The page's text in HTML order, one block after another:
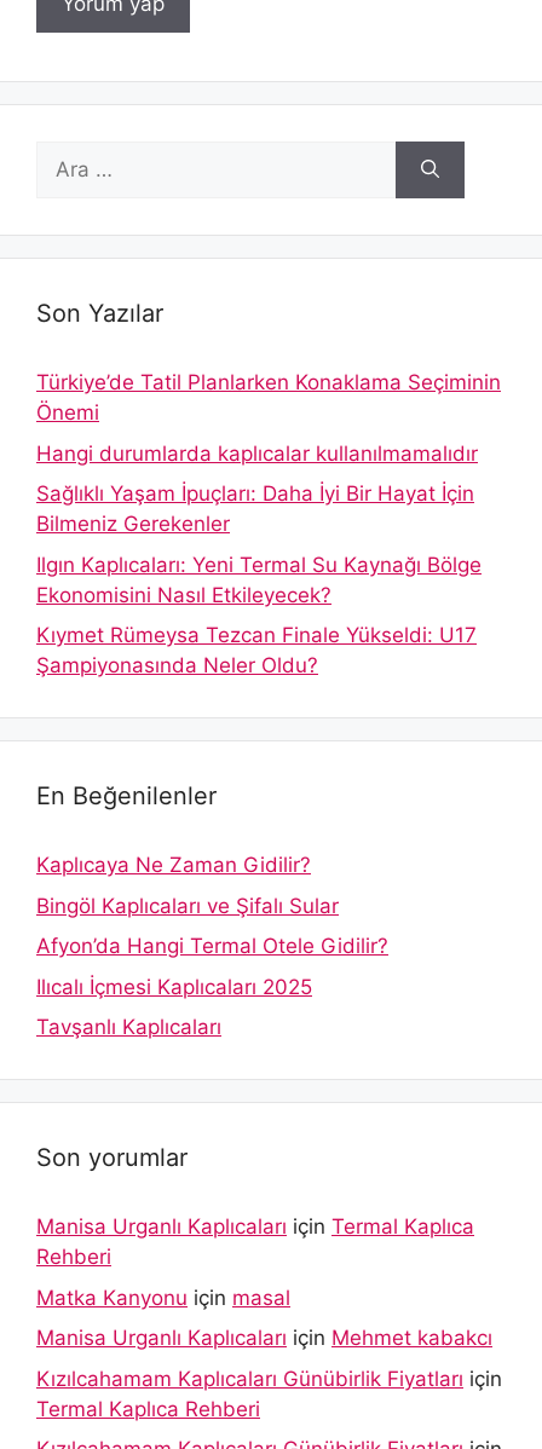
için
Son Yazılar
Türkiye’de Tatil Planlarken Konaklama Seçiminin
Önemi
Hangi durumlarda kaplıcalar kullanılmamalıdır
Sağlıklı Yaşam İpuçları: Daha İyi Bir Hayat İçin
Bilmeniz Gerekenler
Ilgın Kaplıcaları: Yeni Termal Su Kaynağı Bölge
Ekonomisini Nasıl Etkileyecek?
Kıymet Rümeysa Tezcan Finale Yükseldi: U17
Şampiyonasında Neler Oldu?
En Beğenilenler
Kaplıcaya Ne Zaman Gidilir?
Bingöl Kaplıcaları ve Şifalı Sular
Afyon’da Hangi Termal Otele Gidilir?
Ilıcalı İçmesi Kaplıcaları 2025
Tavşanlı Kaplıcaları
Son yorumlar
Manisa Urganlı Kaplıcaları için Termal Kaplıca
Rehberi
Matka Kanyonu için masal
Manisa Urganlı Kaplıcaları için Mehmet kabakcı
Kızılcahamam Kaplıcaları Günübirlik Fiyatları için
Termal Kaplıca Rehberi